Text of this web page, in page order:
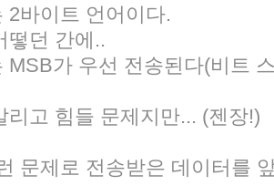
2바이트 언어이다.
떻던 간에..
MSB가 우선 전송된다(비트
리고 힘들 문제지만... (젠장!)
문제로 전송받은 데이터를